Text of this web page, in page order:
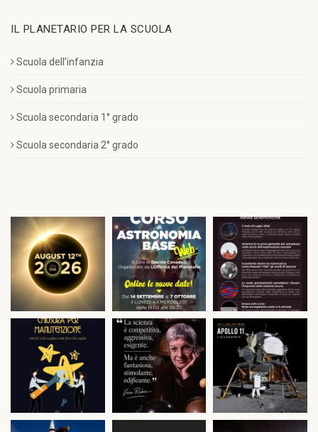
IL PLANETARIO PER LA SCUOLA
Scuola dell’infanzia
Scuola primaria
Scuola secondaria 1° grado
Scuola secondaria 2° grado